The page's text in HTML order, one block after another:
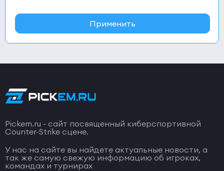
Применить
Pickem.ru - сайт посвященный киберспортивной
Counter-Strike сцене.
У нас на сайте вы найдете актуальные новости, а
так же самую свежую информацию об игроках,
командах и турнирах